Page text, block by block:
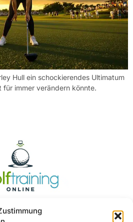
Hull ein schockierendes Ultimatum
für immer verändern könnte.